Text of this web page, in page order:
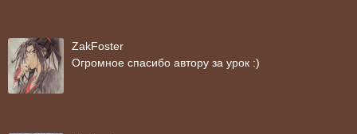
ZakFoster
Огромное спасибо автору за урок :)